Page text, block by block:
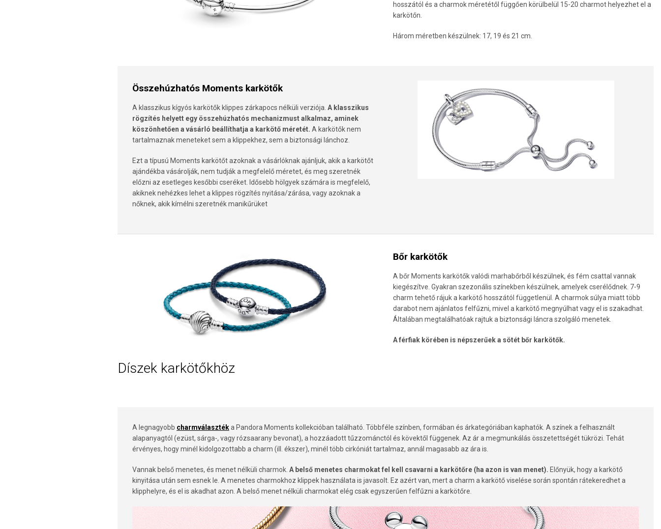
hosszától és a charmok méretétől függően körülbelül 15-20 charmot helyezhet el a
karkötőn.
Három méretben készülnek: 17, 19 és 21 cm.
Összehúzhatós Moments karkötők
A klasszikus kígyós karkötők klippes zárkapocs nélküli verziója. A klasszikus
rögzítés helyett egy összehúzhatós mechanizmust alkalmaz, aminek
köszönhetően a vásárló beállíthatja a karkötő méretét. A karkötők nem
tartalmaznak meneteket sem a klippekhez, sem a biztonsági lánchoz.
Ezt a típusú Moments karkötőt azoknak a vásárlóknak ajánljuk, akik a karkötőt
ajándékba vásárolják, nem tudják a megfelelő méretet, és meg szeretnék
előzni az esetleges kesőbbi cseréket. Idősebb hölgyek számára is megfelelő,
akiknek nehézkes lehet a klippes rögzítés nyitása/zárása, vagy azoknak a
nőknek, akik kímélni szeretnék manikűrüket
Bőr karkötők
A bőr Moments karkötők valódi marhabőrből készülnek, és fém csattal vannak
kiegészítve. Gyakran szezonális színekben készülnek, amelyek cserélődnek. 7-9
charm tehető rájuk a karkötő hosszától függetlenül. A charmok súlya miatt több
darabot nem ajánlatos felfűzni, mivel a karkötő megnyúlhat vagy el is szakadhat.
Általában megtalálhatóak rajtuk a biztonsági láncra szolgáló menetek.
A férfiak körében is népszerűek a sötét bőr karkötők.
Díszek karkötőkhöz
A legnagyobb charmválasztéka Pandora Moments kollekcióban található. Többféle színben, formában és árkategóriában kaphatók. A színek a felhasznált
alapanyagtól (ezüst, sárga-, vagy rózsaarany bevonat), a hozzáadott tűzzománctól és kövektől függenek. Az ár a megmunkálás összetettségét tükrözi. Tehát
érvényes, hogy minél kidolgozottabb a charm (ill. ékszer), minél több cirkóniát tartalmaz, annál magasabb az ára is.
Vannak belső menetes, és menet nélküli charmok. A belső menetes charmokat fel kell csavarni a karkötőre (ha azon is van menet). Előnyük, hogy a karkötő
kinyitása után sem esnek le. A menetes charmokhoz klippek használata is javasolt. Ez azért van, mert a charm a karkötő viselése során spontán rátekeredhet a
klipphelyre, és el is akadhat azon. A belső menet nélküli charmokat elég csak egyszerűen felfűzni a karkötőre.